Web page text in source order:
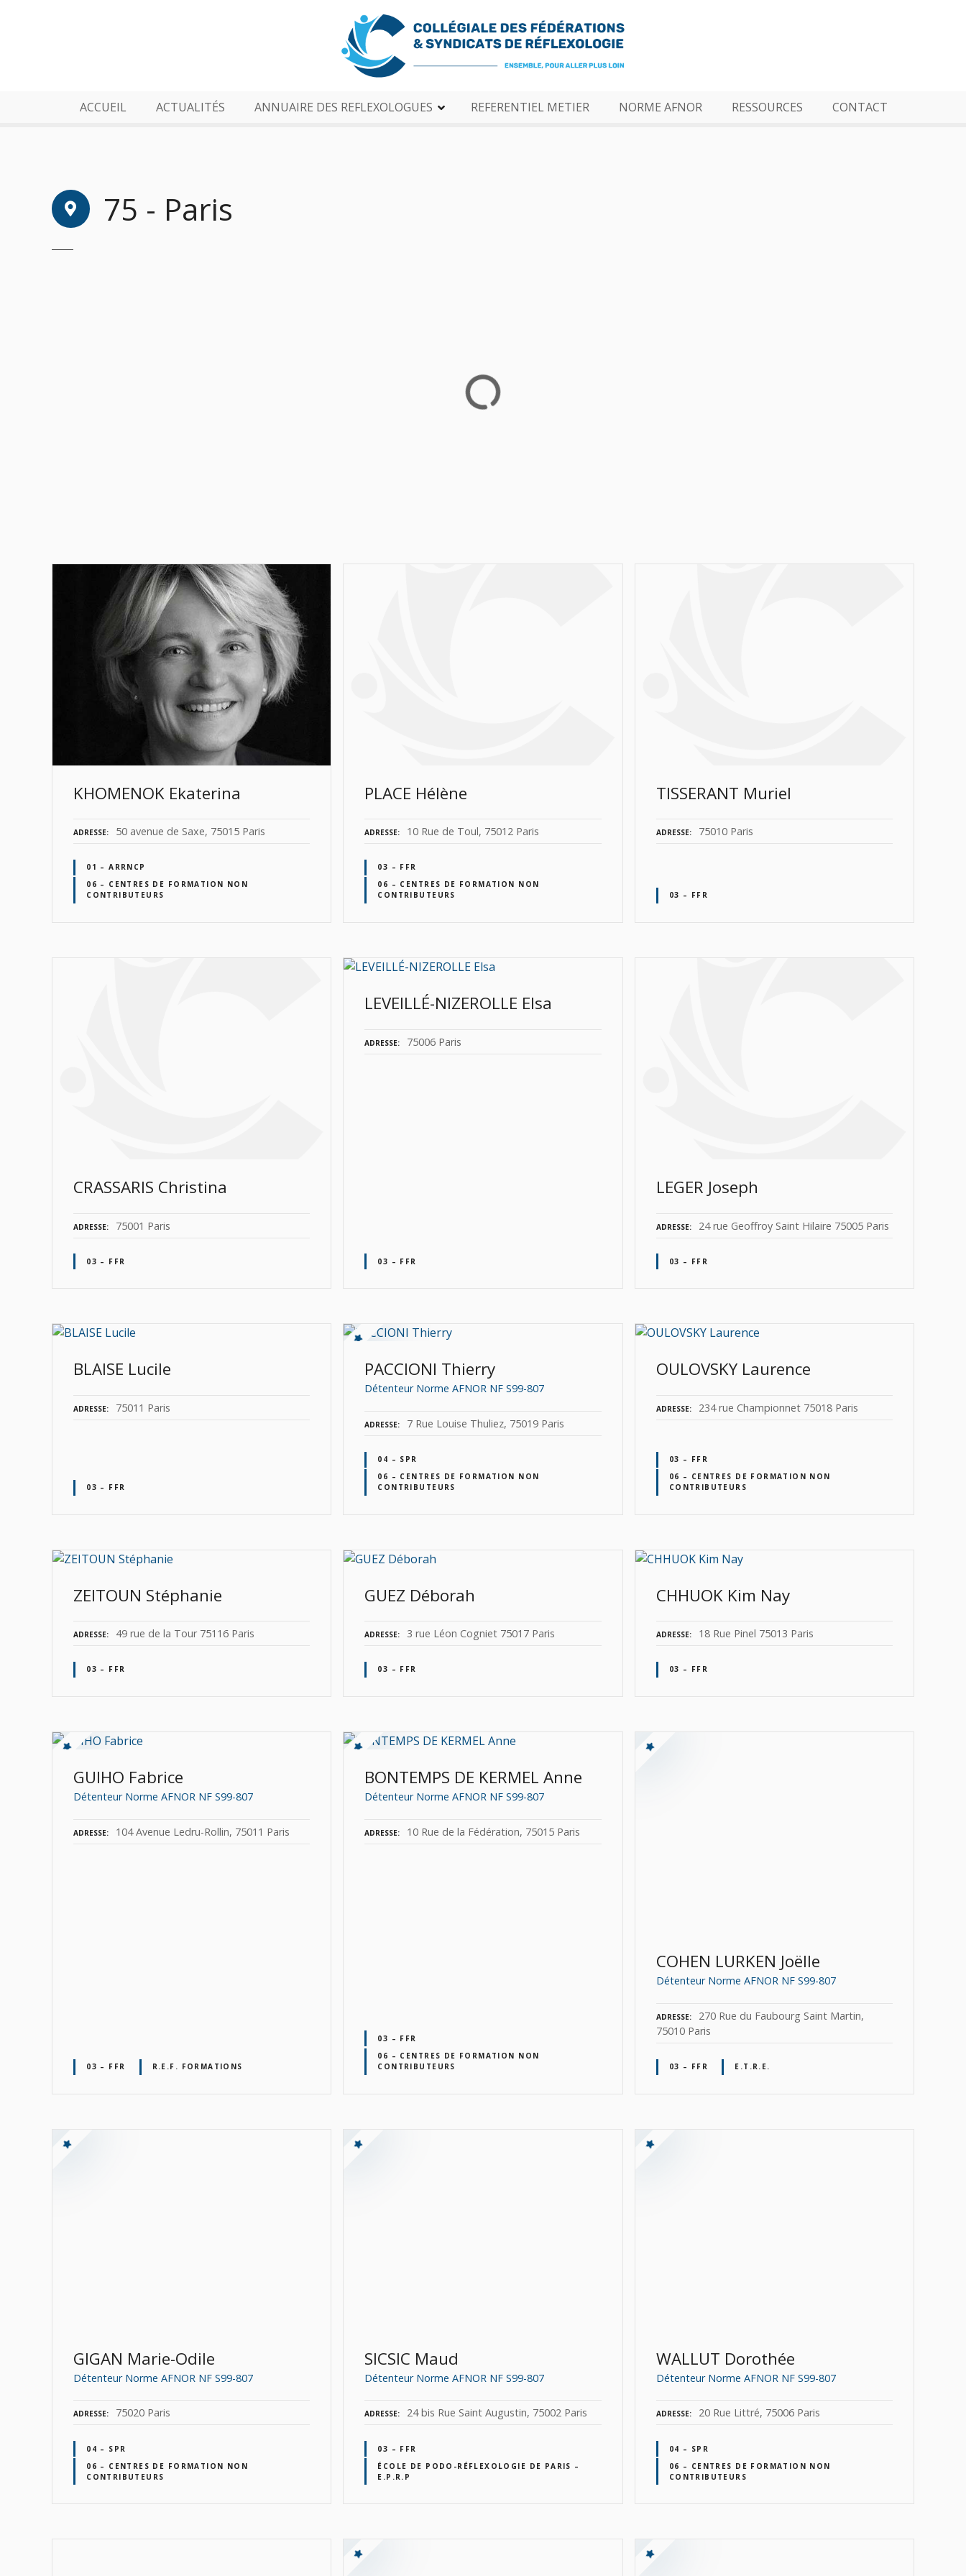
ACCUEIL ACTUALITÉS ANNUAIRE DES REFLEXOLOGUES REFERENTIEL METIER NORME AFNOR RESSOURCES CONTACT
75 - Paris
KHOMENOK Ekaterina
ADRESSE 50 avenue de Saxe, 75015 Paris
01 – ARRNCP
06 – CENTRES DE FORMATION NON
CONTRIBUTEURS
PLACE Hélène
ADRESSE 10 Rue de Toul, 75012 Paris
03 – FFR
06 – CENTRES DE FORMATION NON
CONTRIBUTEURS
TISSERANT Muriel
ADRESSE 75010 Paris
03 – FFR
CRASSARIS Christina
ADRESSE 75001 Paris
03 – FFR
LEVEILLÉ-NIZEROLLE Elsa
ADRESSE 75006 Paris
03 – FFR
LEGER Joseph
ADRESSE 24 rue Geoffroy Saint Hilaire 75005 Paris
03 – FFR
BLAISE Lucile
ADRESSE 75011 Paris
03 – FFR
PACCIONI Thierry
Détenteur Norme AFNOR NF S99-807
ADRESSE 7 Rue Louise Thuliez, 75019 Paris
04 – SPR
06 – CENTRES DE FORMATION NON
CONTRIBUTEURS
OULOVSKY Laurence
ADRESSE 234 rue Championnet 75018 Paris
03 – FFR
06 – CENTRES DE FORMATION NON
CONTRIBUTEURS
ZEITOUN Stéphanie
ADRESSE 49 rue de la Tour 75116 Paris
03 – FFR
GUEZ Déborah
ADRESSE 3 rue Léon Cogniet 75017 Paris
03 – FFR
CHHUOK Kim Nay
ADRESSE 18 Rue Pinel 75013 Paris
03 – FFR
GUIHO Fabrice
Détenteur Norme AFNOR NF S99-807
ADRESSE 104 Avenue Ledru-Rollin, 75011 Paris
03 – FFR R.E.F. FORMATIONS
BONTEMPS DE KERMEL Anne
Détenteur Norme AFNOR NF S99-807
ADRESSE 10 Rue de la Fédération, 75015 Paris
03 – FFR
06 – CENTRES DE FORMATION NON
CONTRIBUTEURS
COHEN LURKEN Joëlle
Détenteur Norme AFNOR NF S99-807
ADRESSE
270 Rue du Faubourg Saint Martin,
75010 Paris
03 – FFR E.T.R.E.
GIGAN Marie-Odile
Détenteur Norme AFNOR NF S99-807
ADRESSE 75020 Paris
04 – SPR
06 – CENTRES DE FORMATION NON
CONTRIBUTEURS
SICSIC Maud
Détenteur Norme AFNOR NF S99-807
ADRESSE 24 bis Rue Saint Augustin, 75002 Paris
03 – FFR
ÉCOLE DE PODO-RÉFLEXOLOGIE DE PARIS –
E.P.R.P
WALLUT Dorothée
Détenteur Norme AFNOR NF S99-807
ADRESSE 20 Rue Littré, 75006 Paris
04 – SPR
06 – CENTRES DE FORMATION NON
CONTRIBUTEURS